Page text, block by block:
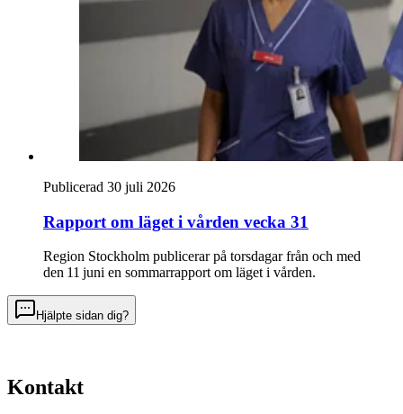
Publicerad 30 juli 2026
Rapport om läget i vården vecka 31
Region Stockholm publicerar på torsdagar från och med
den 11 juni en sommarrapport om läget i vården.
Hjälpte sidan dig?
Kontakt